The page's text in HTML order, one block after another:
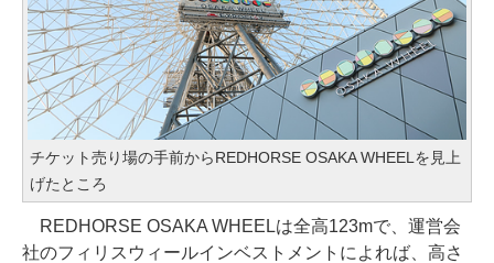
チケット売り場の手前からREDHORSE OSAKA WHEELを見上
げたところ
REDHORSE OSAKA WHEELは全高123mで、運営会
社のフィリスウィールインベストメントによれば、高さ